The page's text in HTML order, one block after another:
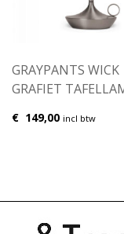
GRAYPANTS WICK
GRAFIET
€ 149,00 incl btw